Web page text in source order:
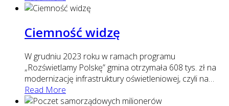
Ciemność widzę
W grudniu 2023 roku w ramach programu
„Rozświetlamy Polskę” gmina otrzymała 608 tys. zł na
modernizację infrastruktury oświetleniowej, czyli na…
Read More